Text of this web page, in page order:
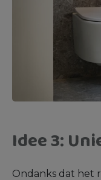
Idee 3:
Ondanks dat het